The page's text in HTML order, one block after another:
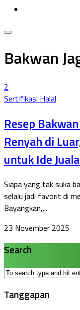
Bakwan
2
Sertifikasi Halal
Resep
Renyah di
untuk Ide
Siapa yang tak suka
selalu jadi favorit di
Bayangkan,...
23 November 2025
Search
Tanggapan